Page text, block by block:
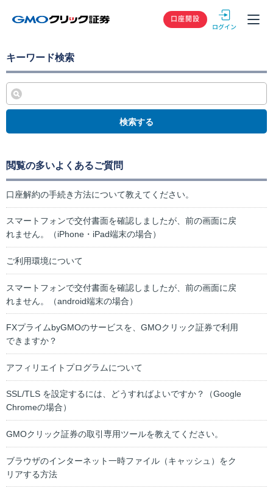
GMOクリック
口座開設
キーワード検索
検索する
閲覧の多いよくあるご質問
口座解約の手続き方法について教えてください。
スマートフォンで交付書面を確認しましたが、前の画面に戻
れません。（iPhone・iPad端末の場合）
ご利用環境について
スマートフォンで交付書面を確認しましたが、前の画面に戻
れません。（android端末の場合）
FXプライムbyGMOのサービスを、GMOクリック証券で利用
できますか？
アフィリエイトプログラムについて
SSL/TLS を設定するには、どうすればよいですか？（Google
Chromeの場合）
GMOクリック証券の取引専用ツールを教えてください。
ブラウザのインターネット一時ファイル（キャッシュ）をク
リアする方法